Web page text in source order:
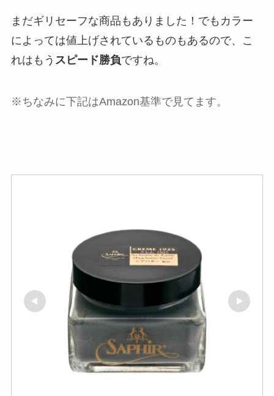
まだギリセーフな商品もありました！でもカラー
によっては値上げされているものもあるので、こ
れはもう スピード勝負ですね。
※ちなみに下記はAmazon基準で見てます。